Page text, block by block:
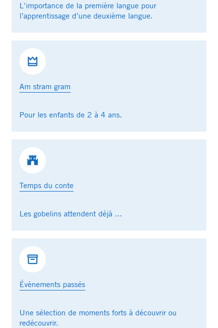
L'importance de la première langue pour
l’apprentissage d’une deuxième langue.
Am stram gram
Pour les enfants de 2 à 4 ans.
Temps du conte
Les gobelins attendent déjà ...
Évènements passés
Une sélection de moments forts à découvrir ou
redécouvrir.